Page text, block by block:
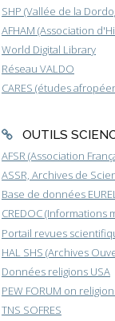
SHP (Vallée de la
AFHAM (Association
World Digital Library
Réseau VALDO
CARES (études
OUTILS
AFSR (Association
ASSR, Archives de
Base de données
CREDOC (Informations
Portail revues
HAL SHS (Archives
Données religions USA
PEW FORUM on
TNS SOFRES